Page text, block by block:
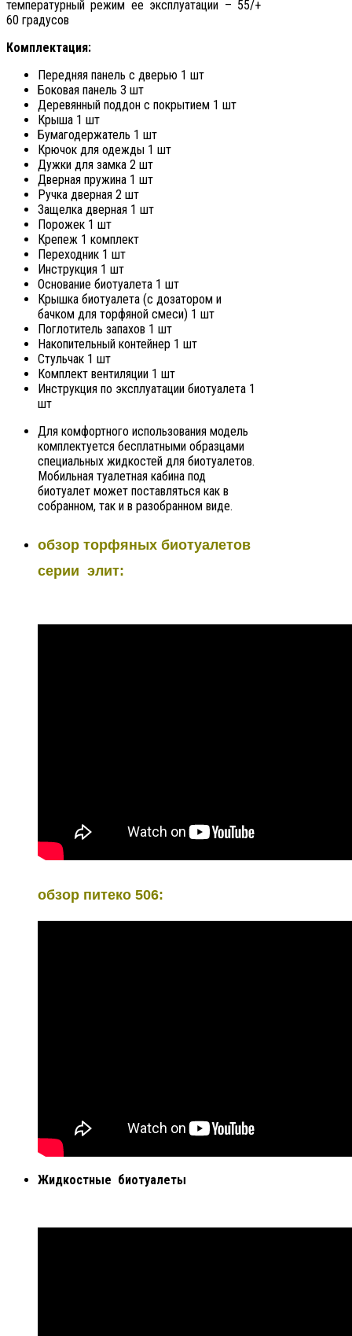
температурный режим ее эксплуатации – 55/+
60 градусов
Комплектация:
Передняя панель с дверью 1 шт
Боковая панель 3 шт
Деревянный поддон с покрытием 1 шт
Крыша 1 шт
Бумагодержатель 1 шт
Крючок для одежды 1 шт
Дужки для замка 2 шт
Дверная пружина 1 шт
Ручка дверная 2 шт
Защелка дверная 1 шт
Порожек 1 шт
Крепеж 1 комплект
Переходник 1 шт
Инструкция 1 шт
Основание биотуалета 1 шт
Крышка биотуалета (с дозатором и
бачком для торфяной смеси) 1 шт
Поглотитель запахов 1 шт
Накопительный контейнер 1 шт
Стульчак 1 шт
Комплект вентиляции 1 шт
Инструкция по эксплуатации биотуалета 1
шт
Для комфортного использования модель
комплектуется бесплатными образцами
специальных жидкостей для биотуалетов.
Мобильная туалетная кабина под
биотуалет может поставляться как в
собранном, так и в разобранном виде.
обзор торфяных биотуалетов
серии элит:
обзор питеко 506:
Жидкостные биотуалеты